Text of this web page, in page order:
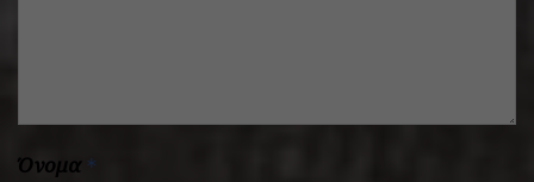
Όνομα *